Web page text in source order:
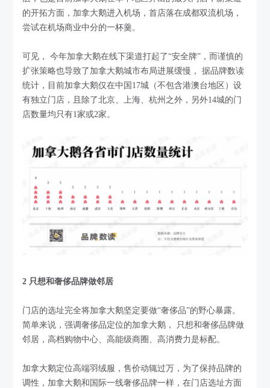
的开拓方面，加拿大鹅进入机场，首店落在成都双流机场，
尝试在机场商业中分的一杯羹。
可见， 今年加拿大鹅在线下渠道打起了“安全牌”，而谨慎的
扩张策略也导致了加拿大鹅城市布局进展缓慢， 据品牌数读
统计，目前加拿大鹅仅在中国17城（不包含港澳台地区）设
有独立门店，且除了北京、上海、杭州之外，另外14城的门
店数量均只有1家或2家。
2 只想和奢侈品牌做邻居
门店的选址完全将加拿大鹅坚定要做“奢侈品”的野心暴露。
简单来说，强调奢侈品定位的加拿大鹅， 只想和奢侈品牌做
邻居，高档购物中心、高能级商圈、高消费力是标配。
加拿大鹅定位高端羽绒服，售价动辄过万，为了保持品牌的
调性，加拿大鹅和国际一线奢侈品牌一样，在门店选址方面